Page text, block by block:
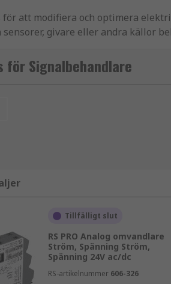
att modifiera och optimera
givare eller andra källor
att signalerna är lämpliga
olika funktioner beroende på
deras specifika funktioner och de
som används för att
: Signalomvandlare som
lågpass-, högpass-,
är signalomvandlare som
att linjärisera utgången och ge
isolering mellan in- och
säkerställer noggranna och
för Signalbehandlare
Tillfälligt slut
RS PRO Analog omvandlare
Ström, Spänning Ström,
Spänning 24V ac/dc
RS-artikelnummer 606-326